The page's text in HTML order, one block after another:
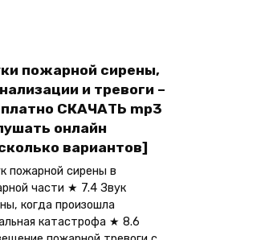
пожарной сирены,
и тревоги –
СКАЧАТЬ mp3
онлайн
вариантов]
пожарной сирены в
части ★ 7.4 Звук
когда произошла
катастрофа ★ 8.6